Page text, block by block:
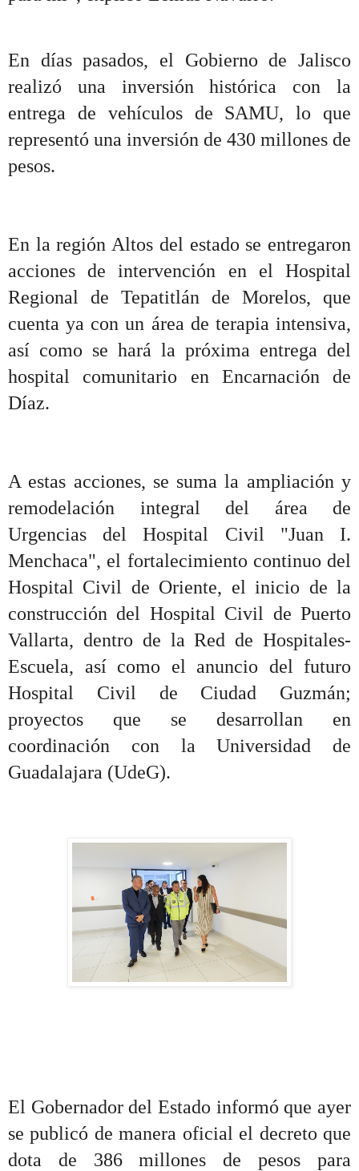
En días pasados, el Gobierno de Jalisco
realizó una inversión histórica con la
entrega de vehículos de SAMU, lo que
representó una inversión de 430 millones de
pesos.
En la región Altos del estado se entregaron
acciones de intervención en el Hospital
Regional de Tepatitlán de Morelos, que
cuenta ya con un área de terapia intensiva,
así como se hará la próxima entrega del
hospital comunitario en Encarnación de
Díaz.
A estas acciones, se suma la ampliación y
remodelación integral del área de
Urgencias del Hospital Civil "Juan I.
Menchaca", el fortalecimiento continuo del
Hospital Civil de Oriente, el inicio de la
construcción del Hospital Civil de Puerto
Vallarta, dentro de la Red de Hospitales-
Escuela, así como el anuncio del futuro
Hospital Civil de Ciudad Guzmán;
proyectos que se desarrollan en
coordinación con la Universidad de
Guadalajara (UdeG).
El Gobernador del Estado informó que ayer
se publicó de manera oficial el decreto que
dota de 386 millones de pesos para